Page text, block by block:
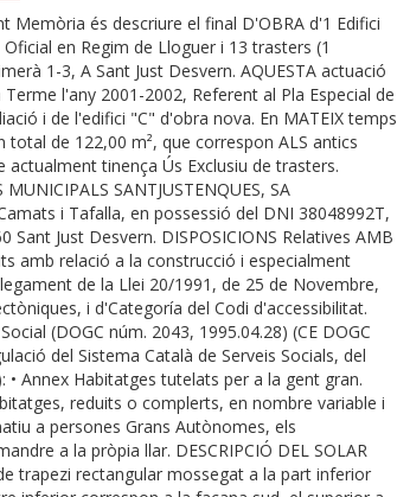
Memòria és descriure el final D'OBRA d'1 Edifici
en Regim de Lloguer i 13 trasters (1
1-3, A Sant Just Desvern. AQUESTA actuació
l'any 2001-2002, Referent al Pla Especial de
i de l'edifici "C" d'obra nova. En MATEIX temps
de 122,00 m², que correspon ALS antics
tinença Ús Exclusiu de trasters.
SANTJUSTENQUES, SA
i Tafalla, en possessió del DNI 38048992T,
Just Desvern. DISPOSICIONS Relatives AMB
amb relació a la construcció i especialment
de la Llei 20/1991, de 25 de Novembre,
i d'Categoría del Codi d'accessibilitat.
(DOGC núm. 2043, 1995.04.28) (CE DOGC
del Sistema Català de Serveis Socials, del
Annex Habitatges tutelats per a la gent gran.
reduits o complerts, en nombre variable i
a persones Grans Autònomes, els
a la pròpia llar. DESCRIPCIÓ DEL SOLAR
trapezi rectangular mossegat a la part inferior